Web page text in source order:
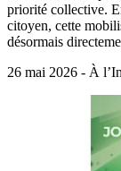
priorité collective.
citoyen, cette
désormais
26 mai 2026 - À